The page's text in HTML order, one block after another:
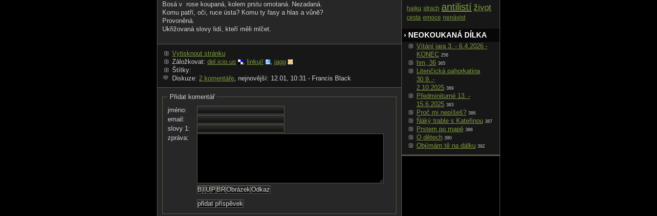
Bosá v rose koupaná, kolem prstu omotaná. Nezadaná.
Komu patří, oči, ruce ústa? Komu ty řasy a hlas a vůně?
Provoněná.
Ukřižovaná slovy lidí, kteří měli mlčet.
Vytisknout stránku
Záložkovat: del.icio.us , linkuj! , jagg
Štítky:
Diskuze: 2 komentáře, nejnovější: 12.01, 10:31 - Francis Black
Přidat komentář
jméno:
email:
slovy 1:
zpráva:
haiku strach antilistí život
cesta emoce nenávist
› NEOKOUKANÁ DÍLKA
Vítání jara 3. - 6.4.2026 -
KONEC 256
hm, 36 365
Litenčická pahorkatina
30.9. -
2.10.2025 369
Předminiturné 13. -
15.6.2025 383
Proč mi nepíšeš? 386
Ňáký trable s Kateřinou 387
Prstem po mapě 388
O dětech 390
Objímám tě na dálku 392